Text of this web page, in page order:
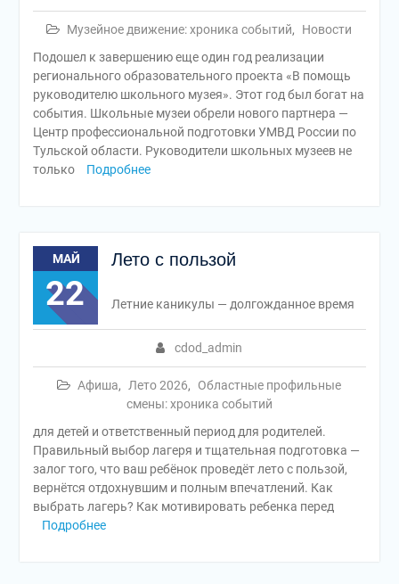
Музейное движение: хроника событий,
Новости
Подошел к завершению еще один год реализации
регионального образовательного проекта «В помощь
руководителю школьного музея». Этот год был богат на
события. Школьные музеи обрели нового партнера —
Центр профессиональной подготовки УМВД России по
Тульской области. Руководители школьных музеев не
только
Подробнее
МАЙ
22
Лето с пользой
cdod_admin
Афиша, Лето 2026,
Областные профильные
смены: хроника событий
Летние каникулы — долгожданное время
для детей и ответственный период для родителей.
Правильный выбор лагеря и тщательная подготовка —
залог того, что ваш ребёнок проведёт лето с пользой,
вернётся отдохнувшим и полным впечатлений. Как
выбрать лагерь? Как мотивировать ребенка перед
Подробнее